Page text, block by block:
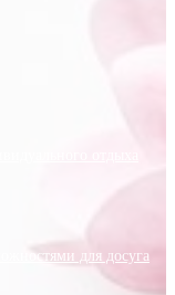
для досуга